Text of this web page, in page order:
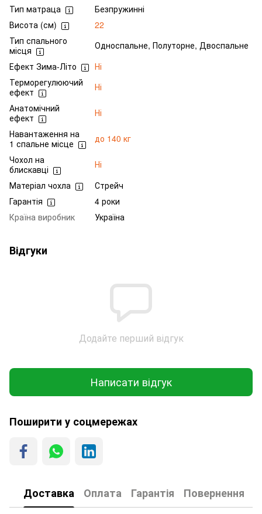
Тип матраца
Безпружинні
Висота (см)
22
Тип спального
місця
Односпальне, Полуторне, Двоспальне
Ефект Зима-Літо
Ні
Терморегулюючий
ефект
Ні
Анатомічний
ефект
Ні
Навантаження на
1 спальне місце
до 140 кг
Чохол на
блискавці
Ні
Матеріал чохла
Стрейч
Гарантія
4 роки
Країна виробник
Україна
Відгуки
Додайте перший відгук
Написати відгук
Поширити у соцмережах
Доставка Оплата Гарантія Повернення